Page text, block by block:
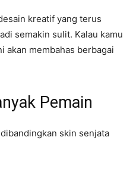
kreatif yang terus
semakin sulit. Kalau kamu
akan membahas berbagai
Pemain
skin senjata